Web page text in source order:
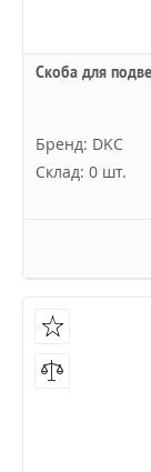
Скоба для
Бренд: DKC
Склад: 0 шт.